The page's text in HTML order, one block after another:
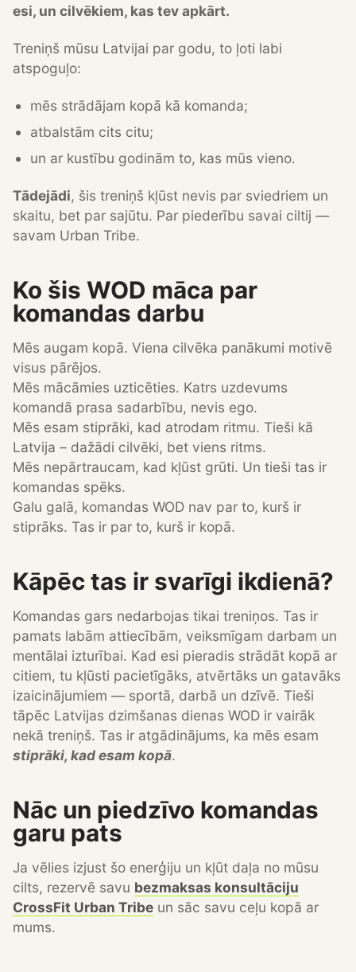
esi, un cilvēkiem, kas tev apkārt.
Treniņš mūsu Latvijai par godu, to ļoti labi
atspoguļo:
mēs strādājam kopā kā komanda;
atbalstām cits citu;
un ar kustību godinām to, kas mūs vieno.
Tādejādi, šis treniņš kļūst nevis par sviedriem un
skaitu, bet par sajūtu. Par piederību savai ciltij —
savam Urban Tribe.
Ko šis WOD māca par
komandas darbu
Mēs augam kopā. Viena cilvēka panākumi motivē
visus pārējos.
Mēs mācāmies uzticēties. Katrs uzdevums
komandā prasa sadarbību, nevis ego.
Mēs esam stiprāki, kad atrodam ritmu. Tieši kā
Latvija – dažādi cilvēki, bet viens ritms.
Mēs nepārtraucam, kad kļūst grūti. Un tieši tas ir
komandas spēks.
Galu galā, komandas WOD nav par to, kurš ir
stiprāks. Tas ir par to, kurš ir kopā.
Kāpēc tas ir svarīgi ikdienā?
Komandas gars nedarbojas tikai treniņos. Tas ir
pamats labām attiecībām, veiksmīgam darbam un
mentālai izturībai. Kad esi pieradis strādāt kopā ar
citiem, tu kļūsti pacietīgāks, atvērtāks un gatavāks
izaicinājumiem — sportā, darbā un dzīvē. Tieši
tāpēc Latvijas dzimšanas dienas WOD ir vairāk
nekā treniņš. Tas ir atgādinājums, ka mēs esam
stiprāki, kad esam kopā.
Nāc un piedzīvo komandas
garu pats
Ja vēlies izjust šo enerģiju un kļūt daļa no mūsu
cilts, rezervē savu bezmaksas konsultāciju
CrossFit Urban Tribe un sāc savu ceļu kopā ar
mums.